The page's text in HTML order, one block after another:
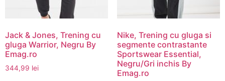
Jack & Jones, Trening cu
gluga Warrior, Negru By
Emag.ro
344,99 lei
Nike, Trening cu gluga si
segmente contrastante
Sportswear Essential,
Negru/Gri inchis By
Emag.ro